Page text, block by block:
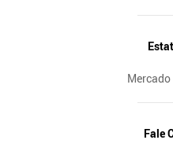
Fale